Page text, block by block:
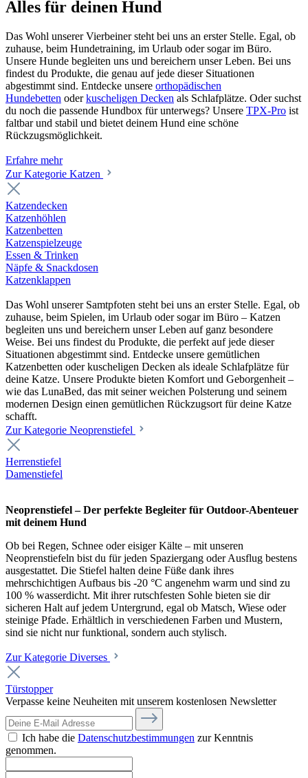
Alles für deinen Hund
Das Wohl unserer Vierbeiner steht bei uns an erster Stelle. Egal, ob
zuhause, beim Hundetraining, im Urlaub oder sogar im Büro.
Unsere Hunde begleiten uns und bereichern unser Leben. Bei uns
findest du Produkte, die genau auf jede dieser Situationen
abgestimmt sind. Entdecke unsere orthopädischen
Hundebetten oderkuscheligen Decken als Schlafplätze. Oder suchst
du noch die passende Hundbox für unterwegs? Unsere TPX-Pro ist
faltbar und stabil und bietet deinem Hund eine schöne
Rückzugsmöglichkeit.
Erfahre mehr
Zur Kategorie Katzen
Katzendecken
Katzenhöhlen
Katzenbetten
Katzenspielzeuge
Essen & Trinken
Näpfe & Snackdosen
Katzenklappen
Das Wohl unserer Samtpfoten steht bei uns an erster Stelle. Egal, ob
zuhause, beim Spielen, im Urlaub oder sogar im Büro – Katzen
begleiten uns und bereichern unser Leben auf ganz besondere
Weise. Bei uns findest du Produkte, die perfekt auf jede dieser
Situationen abgestimmt sind. Entdecke unsere gemütlichen
Katzenbetten oder kuscheligen Decken als ideale Schlafplätze für
deine Katze. Unsere Produkte bieten Komfort und Geborgenheit –
wie das LunaBed, das mit seiner weichen Polsterung und seinem
modernen Design einen gemütlichen Rückzugsort für deine Katze
schafft.
Zur Kategorie Neoprenstiefel
Herrenstiefel
Damenstiefel
Neoprenstiefel – Der perfekte Begleiter für Outdoor-Abenteuer
mit deinem Hund
Ob bei Regen, Schnee oder eisiger Kälte – mit unseren
Neoprenstiefeln bist du für jeden Spaziergang oder Ausflug bestens
ausgestattet. Die Stiefel halten deine Füße dank ihres
mehrschichtigen Aufbaus bis -20 °C angenehm warm und sind zu
100 % wasserdicht. Mit ihrer rutschfesten Sohle bieten sie dir
sicheren Halt auf jedem Untergrund, egal ob Matsch, Wiese oder
steinige Pfade. Erhältlich in verschiedenen Farben und Mustern,
sind sie nicht nur funktional, sondern auch stylisch.
Zur Kategorie Diverses
Türstopper
Verpasse keine Neuheiten mit unserem kostenlosen Newsletter
Ich habe die Datenschutzbestimmungen zur Kenntnis
genommen.